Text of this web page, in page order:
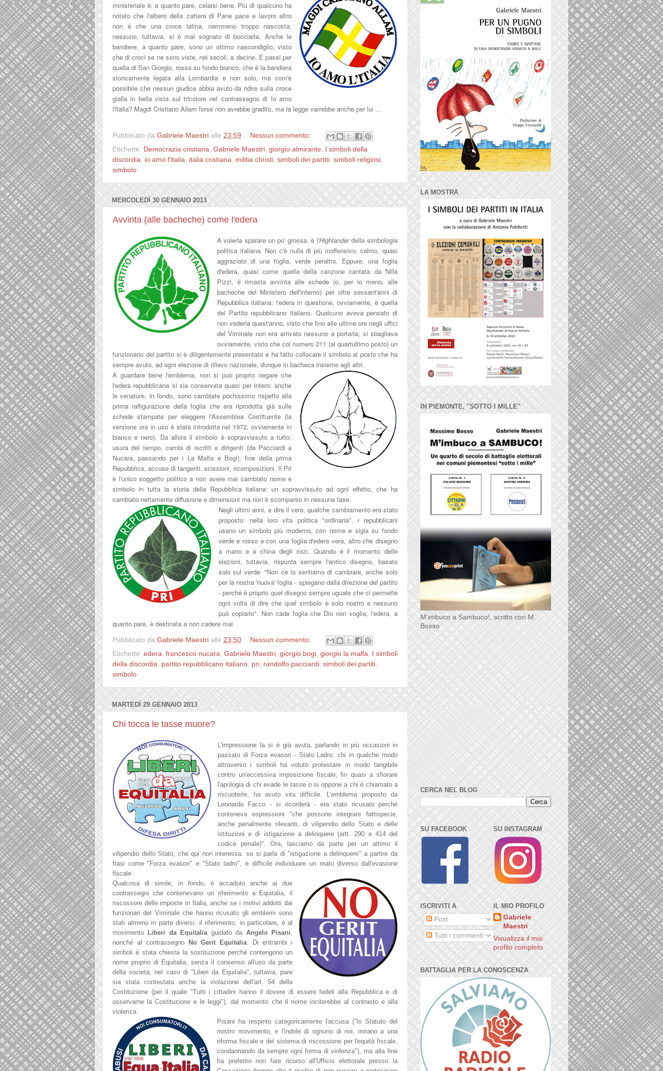
ministeriale è, a quanto pare, celarsi bene. Più di qualcuno ha
notato che l'albero della zattera di Pane pace e lavoro altro
non è che una croce latina, nemmeno troppo nascosta;
nessuno, tuttavia, si è mai sognato di bocciarla. Anche le
bandiere, a quanto pare, sono un ottimo nascondiglio, visto
che di croci se ne sono viste, nei secoli, a decine. E passi per
quella di San Giorgio, rossa su fondo bianco, che è la bandiera
storicamente legata alla Lombardia e non solo, ma com'è
possibile che nessun giudice abbia avuto da ridire sulla croce
gialla in bella vista sul tricolore nel contrassegno di Io amo
l'Italia? Magdi Cristiano Allam forse non avrebbe gradito, ma la legge varrebbe anche per lui ...
Pubblicato da Gabriele Maestri alle 23:59
Nessun commento:
Etichette: Democrazia cristiana Gabriele Maestri giorgio almirante
I simboli della
discordia
io amo l'italia italia cristiana militia christi simboli dei partiti simboli religiosi
simbolo
MERCOLEDÌ 30 GENNAIO 2013
Avvinta (alle bacheche) come l'edera
A volerla sparare un po' grossa, è l'Highlanderdella simbologia
politica italiana. Non c'è nulla di più inoffensivo, calmo, quasi
aggraziato di una foglia, verde peraltro. Eppure, una foglia
d'edera, quasi come quella della canzone cantata da Nilla
Pizzi, è rimasta avvinta alle schede (o, per lo meno, alle
bacheche del Ministero dell'interno) per oltre sessant'anni di
Repubblica italiana: l'edera in questione, ovviamente, è quella
del Partito repubblicano italiano. Qualcuno aveva pensato di
non vederla quest'anno, visto che fino alle ultime ore negli uffici
del Viminale non era arrivato nessuno a portarla; si sbagliava
ovviamente, visto che col numero 211 (al quartultimo posto) un
funzionario del partito si è diligentemente presentato e ha fatto collocare il simboloal posto che ha
sempre avuto, ad ogni elezione di rilievo nazionale, dunque in bacheca insieme agli altri.
A guardare bene l'emblema, non si puòproprio negare che
l'edera repubblicana si sia conservata quasi per intero: anche
le venature, in fondo, sono cambiate pochissimo rispetto alla
prima raffigurazione della foglia che era riprodotta già sulle
schedestampate per eleggere l'Assemblea Costituente (la
versione ora in uso è stata introdotta nel 1972, ovviamente in
bianco e nero). Da allora il simbolo è sopravvissuto a tutto:
usura del tempo, cambi di iscritti e dirigenti (da Pacciardi a
Nucara, passando per i La Malfa e Bogi),fine della prima
Repubblica, accuse di tangenti, scissioni, ricomposizioni. Il Pri
è l'unico soggetto politico a non avere mai cambiato nome e
simbolo in tutta la storia della Repubblica italiana: un sopravvissuto ad ogni effetto, che ha
cambiato nettamente diffusione e dimensioni ma non è scomparso in nessuna fase.
Negli ultimi anni, a dire il vero, qualche cambiamento era stato
proposto: nella loro vita politica "ordinaria", i repubblicani
usano un simbolo più moderno, con nome e sigla su fondo
verde e rosso e con una foglia d'edera vera, altro che disegno
a mano e a china degli inizi. Quando è il momento delle
elezioni, tuttavia, rispunta sempre l'antico disegno, basato
solo sul verde:"Non ce la sentiamodi cambiare, anche solo
per la nostra 'nuova' foglia - spiegano dalladirezione del partito
- perché è proprio quel disegno sempre uguale che ci permette
ogni volta di dire che quel simbolo è solo nostro e nessuno
può copiarlo". Non cade foglia che Dio non voglia; l'edera, a
quanto pare, è destinata a non cadere mai.
Pubblicato da Gabriele Maestri alle 23:50
Nessun commento:
Etichette: edera francesco nucara Gabriele Maestri giorgio bogi giorgio la malfa
I simboli
della discordia
partito repubblicano italiano pri randolfo pacciardi simboli dei partiti
simbolo
MARTEDÌ 29 GENNAIO 2013
Chi tocca le tasse muore?
L'impressione la si è già avuta, parlando in più occasioni in
passato di Forza evasori - Stato Ladro: chi in qualche modo
attraverso i simboli ha voluto protestare in modo tangibile
contro un'eccessiva imposizione fiscale, fin quasi a sfiorare
l'apologia di chi evade le tasse o si opponea chi è chiamato a
riscuoterle, ha avuto vita difficile. L'emblema proposto da
Leonardo Facco - si ricorderà - era stato ricusato perché
conteneva espressioni "che possono integrare fattispecie,
anche penalmente rilevanti, di vilipendio dello Stato e delle
istituzioni e di istigazione a delinquere (artt. 290 e 414 del
codice penale)" . Ora, lasciamo da parte per un attimo il
vilipendio dello Stato, che qui non interessa: se si parla di "istigazione a delinquere" a partire da
frasi come "Forza evasori" e "Stato ladro", è difficile individuare un reato diverso dall'evasione
fiscale.
Qualcosa di simile, in fondo, è accaduto anche ai due
contrassegni che contenevano un riferimento a Equitalia, il
riscossore delle imposte in Italia, anche se i motiviaddottidai
funzionari del Viminale che hanno ricusato gli emblemi sono
stati almeno in parte diversi: il riferimento, in particolare, è al
movimento Liberi da Equitalia guidato da Angelo Pisani
nonché al contrassegno No Gerit Equitalia . Di entrambi i
simboli è stata chiesta la sostituzione perché contengono un
nome proprio di Equitalia, senza il consenso all'uso da parte
della società; nel caso di "Liberi da Equitalia", tuttavia, pare
sia stata contestata anche la violazione dell'art. 54 della
Costituzione (per il quale "Tutti i cittadini hanno il dovere di essere fedeli alla Repubblica e di
osservarne la Costituzione e le leggi"), dal momento che il nome inciterebbe al contrasto e alla
violenza.
Pisani ha respinto categoricamente l'accusa ("lo Statuto del
nostro movimento, e l'indole di ognuno di noi, mirano a una
riforma fiscale e del sistema di riscossione per l'equità fiscale,
condannando da sempre ogni forma di violenza"), ma alla fine
ha preferito non fare ricorso all'Ufficio elettorale presso la
LA MOSTRA
IN PIEMONTE, "SOTTO I MILLE"
M'imbuco a Sambuco!, scritto con M.
Bosso
CERCA NEL BLOG
SU FACEBOOK
ISCRIVITI A
Post
Tutti i commenti
SU INSTAGRAM
IL MIO PROFILO
Gabriele
Maestri
Visualizza il mio
profilo completo
BATTAGLIA PER LA CONOSCENZA